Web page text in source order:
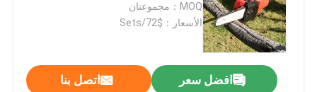
المنزل
MOQ：مجموعتان
الأسعار：$72/Sets
افضل سعر اتصل بنا